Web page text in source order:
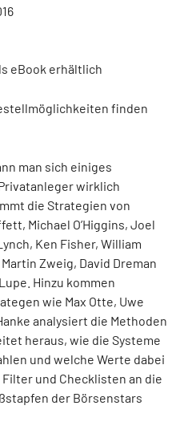
eBook erhältlich
finden
man sich einiges
wirklich
die Strategien von
Michael O’Higgins, Joel
Ken Fisher, William
Martin Zweig, David Dreman
Hinzu kommen
wie Max Otte, Uwe
analysiert die Methoden
heraus, wie die Systeme
und welche Werte dabei
und Checklisten an die
der Börsenstars